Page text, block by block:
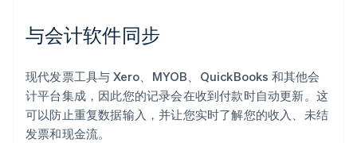
与会计软件同步
现代发票工具与 Xero、MYOB、QuickBooks 和其他会
计平台集成，因此您的记录会在收到付款时自动更新。这
可以防止重复数据输入，并让您实时了解您的收入、未结
发票和现金流。